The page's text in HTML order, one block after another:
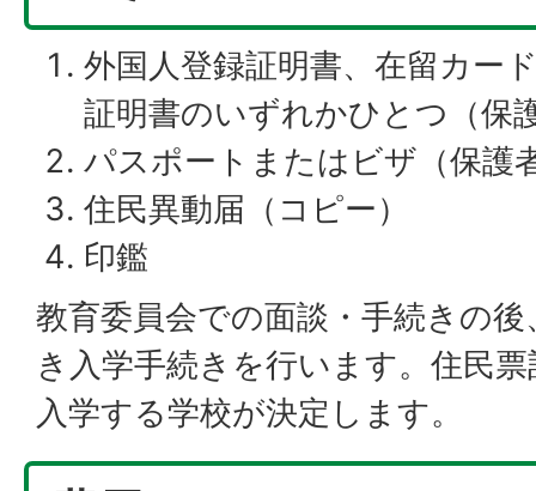
外国人登録証明書、在留カー
証明書のいずれかひとつ（保
パスポートまたはビザ（保護
住民異動届（コピー）
印鑑
教育委員会での面談・手続きの
き入学手続きを行います。住民
入学する学校が決定します。